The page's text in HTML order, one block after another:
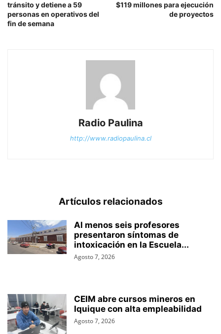
tránsito y detiene a 59
personas en operativos del
fin de semana
$119 millones para ejecución
de proyectos
Radio Paulina
http://www.radiopaulina.cl
Artículos relacionados
Al menos seis profesores
presentaron síntomas de
intoxicación en la Escuela...
Agosto 7, 2026
CEIM abre cursos mineros en
Iquique con alta empleabilidad
Agosto 7, 2026